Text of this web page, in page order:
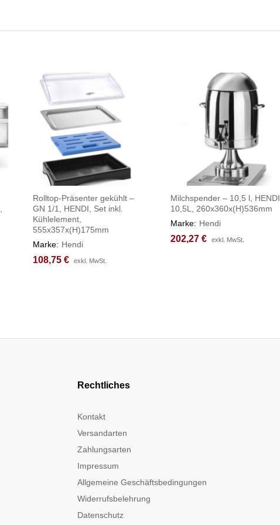
Rolltop-Präsenter gekühlt –
GN 1/1, HENDI, Set inkl.
Kühlelement,
555x357x(H)175mm
Marke: Hendi
108,75 € exkl. MwSt.
108,75 € exkl. MwSt.
Milchspender – 10,5 l, HENDI,
10,5L, 260x360x(H)536mm
Marke: Hendi
202,27 € exkl. MwSt.
202,27 € exkl. MwSt.
Rechtliches
Kontakt
Versandarten
Zahlungsarten
Impressum
Allgemeine Geschäftsbedingungen
Widerrufsbelehrung
Datenschutz